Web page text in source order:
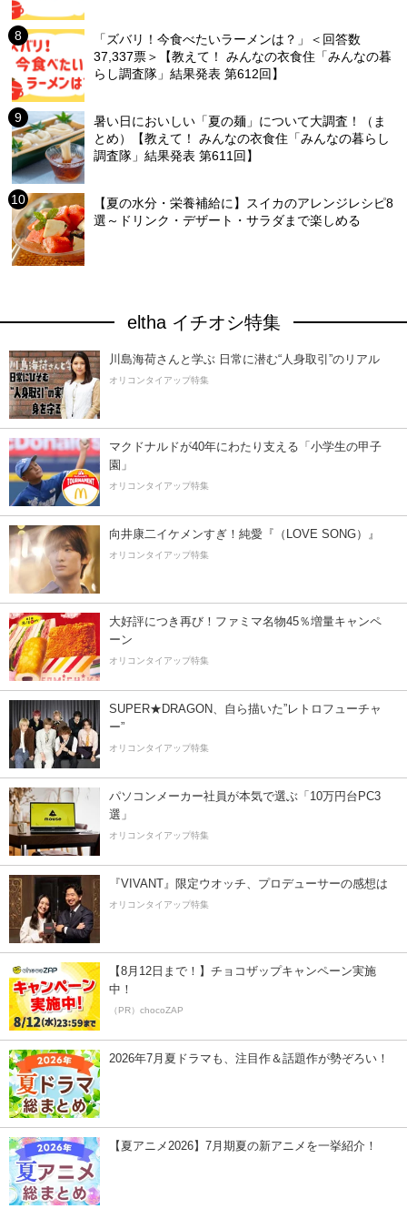
「ズバリ！今食べたいラーメンは？」＜回答数
37,337票＞【教えて！ みんなの衣食住「みんなの暮
らし調査隊」結果発表 第612回】
暑い日においしい「夏の麺」について大調査！（ま
とめ）【教えて！ みんなの衣食住「みんなの暮らし
調査隊」結果発表 第611回】
【夏の水分・栄養補給に】スイカのアレンジレシピ8
選～ドリンク・デザート・サラダまで楽しめる
eltha イチオシ特集
川島海荷さんと学ぶ 日常に潜む“人身取引”のリアル
オリコンタイアップ特集
マクドナルドが40年にわたり支える「小学生の甲子
園」
オリコンタイアップ特集
向井康二イケメンすぎ！純愛『（LOVE SONG）』
オリコンタイアップ特集
大好評につき再び！ファミマ名物45％増量キャンペ
ーン
オリコンタイアップ特集
SUPER★DRAGON、自ら描いた”レトロフューチャ
ー”
オリコンタイアップ特集
パソコンメーカー社員が本気で選ぶ「10万円台PC3
選」
オリコンタイアップ特集
『VIVANT』限定ウオッチ、プロデューサーの感想は
オリコンタイアップ特集
【8月12日まで！】チョコザップキャンペーン実施
中！
（PR）chocoZAP
2026年7月夏ドラマも、注目作＆話題作が勢ぞろい！
【夏アニメ2026】7月期夏の新アニメを一挙紹介！